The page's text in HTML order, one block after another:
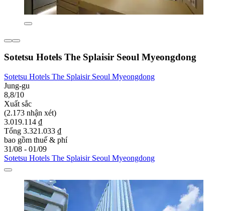
Sotetsu Hotels The Splaisir Seoul Myeongdong
Sotetsu Hotels The Splaisir Seoul Myeongdong
Jung-gu
8,8/10
Xuất sắc
(2.173 nhận xét)
3.019.114 ₫
Tổng 3.321.033 ₫
bao gồm thuế & phí
31/08 - 01/09
Sotetsu Hotels The Splaisir Seoul Myeongdong